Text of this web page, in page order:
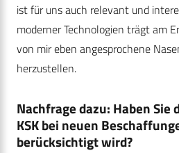
ist für uns auch relevant und
moderner Technologien trägt am
von mir eben angesprochene
herzustellen.
Nachfrage dazu: Haben Sie
KSK bei neuen
berücksichtigt wird?